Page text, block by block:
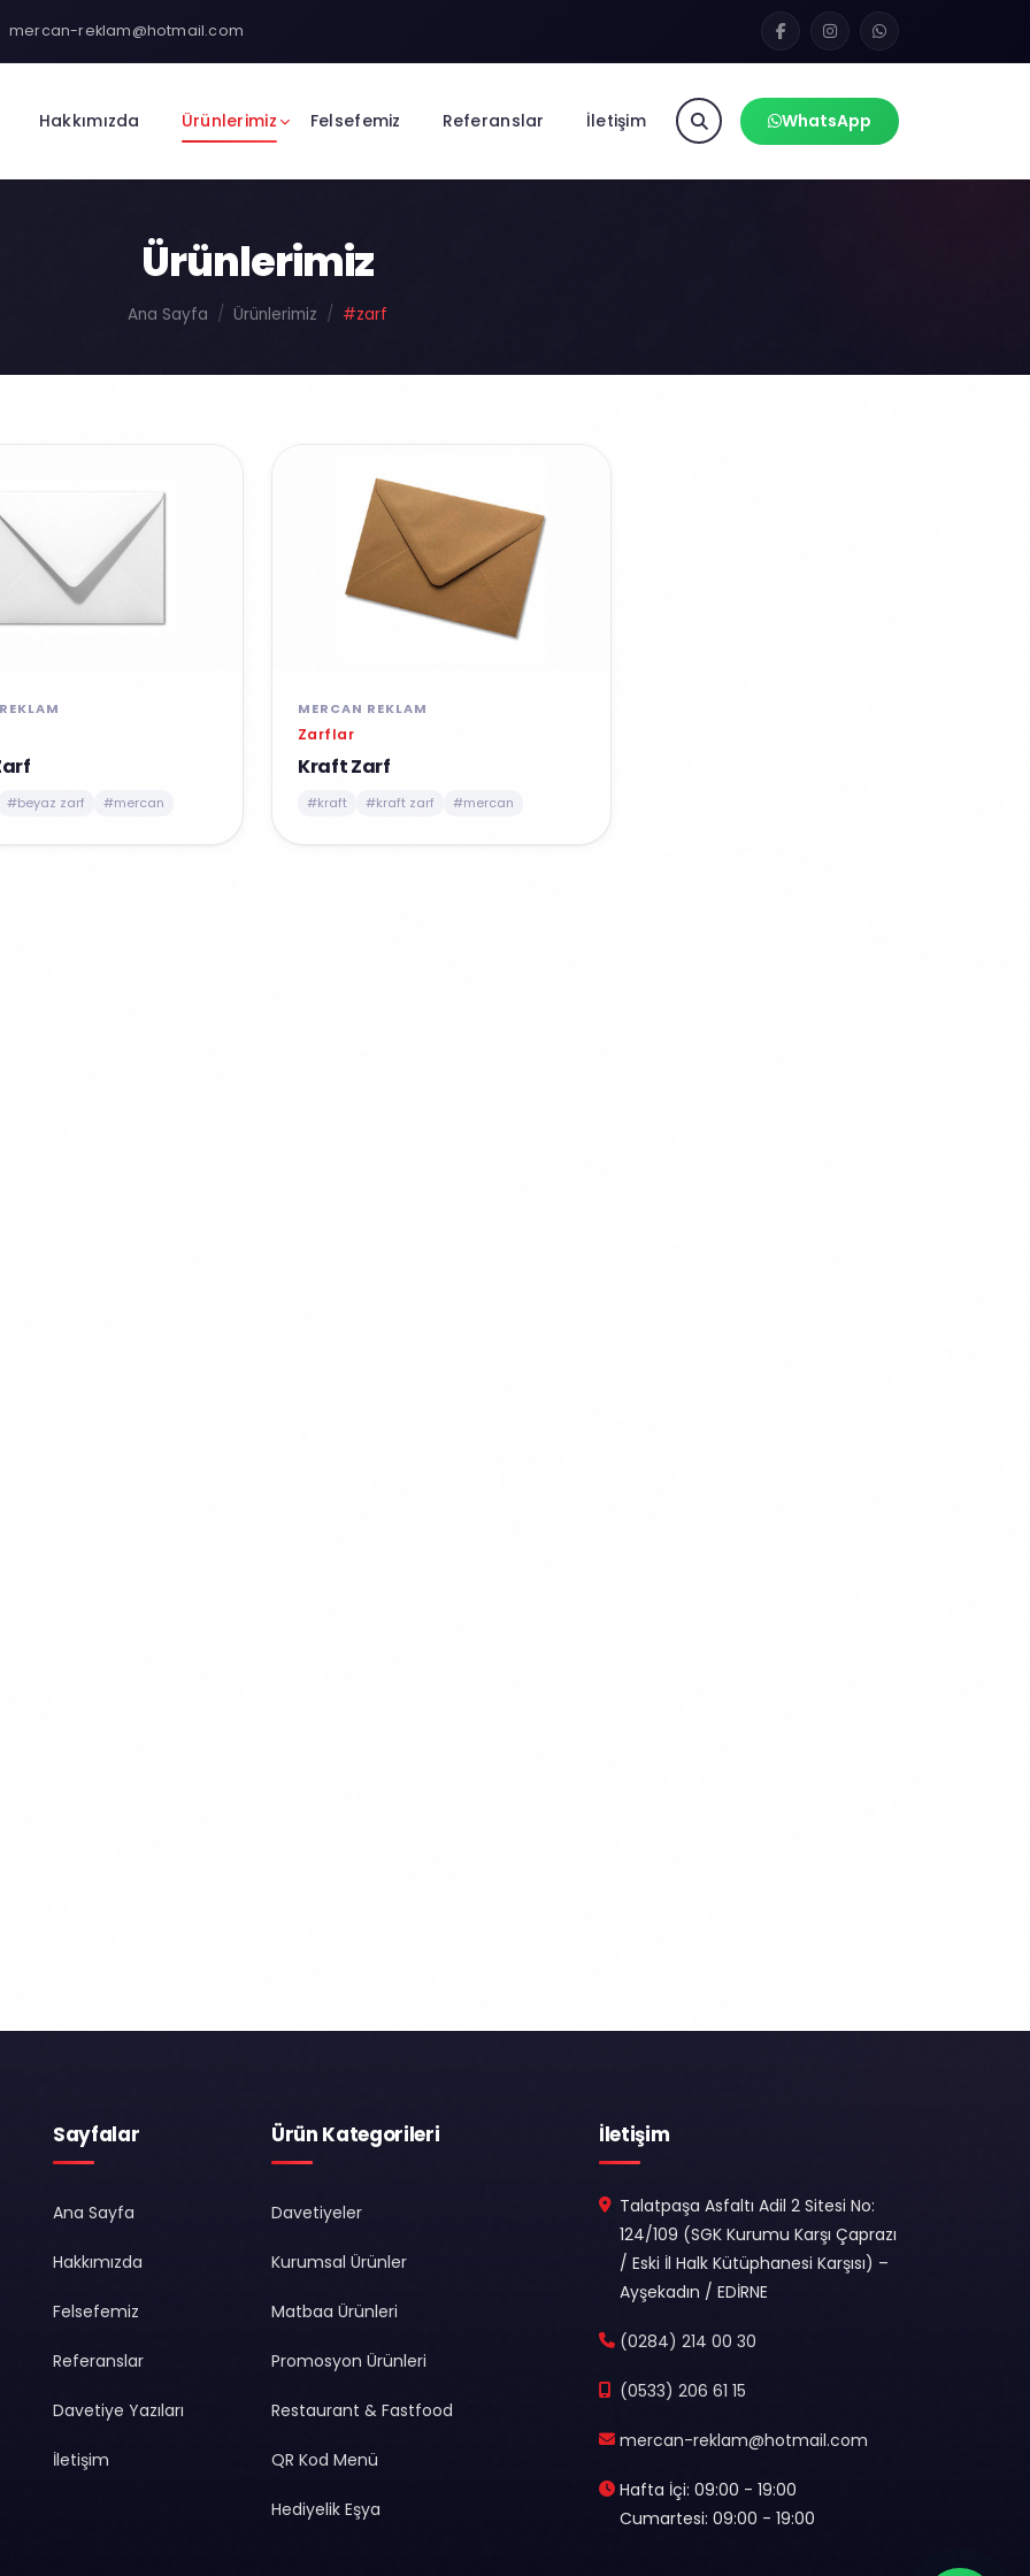
mercan-reklam@hotmail.com
Hakkımızda Ürünlerimiz Felsefemiz Referanslar İletişim WhatsApp
Ürünlerimiz
Ana Sayfa Ürünlerimiz #zarf
#beyaz zarf #mercan
MERCAN REKLAM
Zarflar
Kraft Zarf
#kraft #kraft zarf #mercan
Sayfalar
Ana Sayfa
Hakkımızda
Felsefemiz
Referanslar
Davetiye Yazıları
İletişim
Ürün Kategorileri
Davetiyeler
Kurumsal Ürünler
Matbaa Ürünleri
Promosyon Ürünleri
Restaurant & Fastfood
QR Kod Menü
Hediyelik Eşya
İletişim
Talatpaşa Asfaltı Adil 2 Sitesi No:
124/109 (SGK Kurumu Karşı Çaprazı
/ Eski İl Halk Kütüphanesi Karşısı) –
Ayşekadın / EDİRNE
(0284) 214 00 30
(0533) 206 61 15
mercan-reklam@hotmail.com
Hafta İçi: 09:00 - 19:00
Cumartesi: 09:00 - 19:00